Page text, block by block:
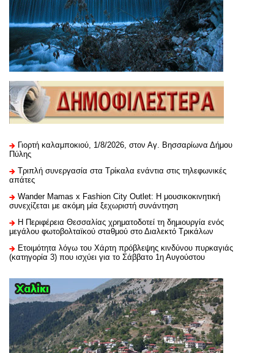
Γιορτή καλαμποκιού, 1/8/2026, στον Αγ. Βησσαρίωνα Δήμου
Πύλης
Τριπλή συνεργασία στα Τρίκαλα ενάντια στις τηλεφωνικές
απάτες
Wander Mamas x Fashion City Outlet: Η μουσικοκινητική
συνεχίζεται με ακόμη μία ξεχωριστή συνάντηση
H Περιφέρεια Θεσσαλίας χρηματοδοτεί τη δημιουργία ενός
μεγάλου φωτοβολταϊκού σταθμού στο Διαλεκτό Τρικάλων
Ετοιμότητα λόγω του Χάρτη πρόβλεψης κινδύνου πυρκαγιάς
(κατηγορία 3) που ισχύει για το Σάββατο 1η Αυγούστου